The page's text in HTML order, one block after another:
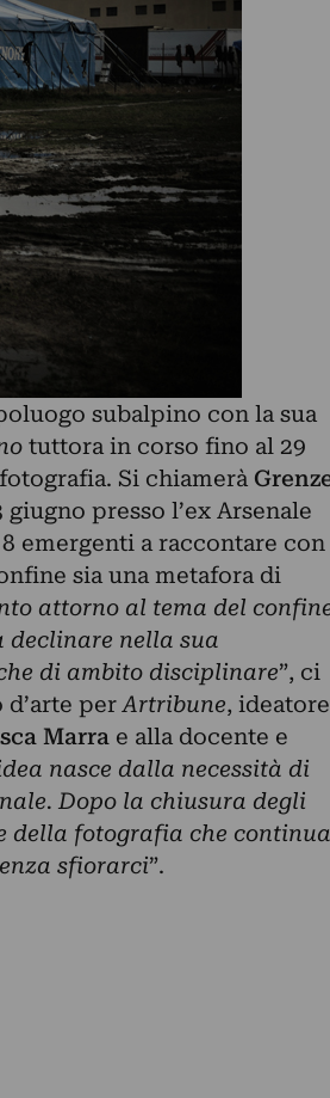
subalpino con la sua
tuttora in corso fino al 29
Si chiamerà
giugno presso l’ex Arsenale
emergenti a raccontare
sia una metafora di
attorno al tema del
declinare nella sua
di ambito disciplinare”, ci
d’arte perArtribune, ideatore
Marra e alla docente e
nasce dalla necessità di
Dopo la chiusura degli
della fotografia che
sfiorarci”.